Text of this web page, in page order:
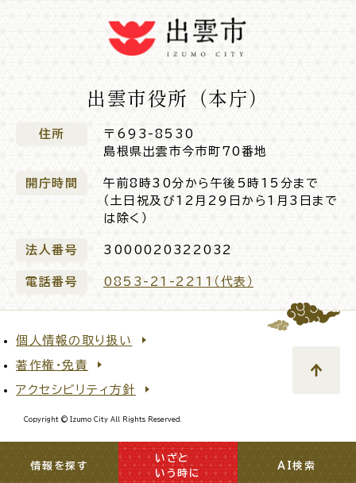
おたすけア
各種申請書・
手続きガ
出雲新話2030
出雲市総合振興計画
閉じる
情報を探す
いざと
いう時に
AI検索
出雲市役所（本庁）
住所
〒693-8530
島根県出雲市今市町70番地
開庁時間
午前8時30分から午後5時15分まで
（土日祝及び12月29日から1月3日まで
は除く）
法人番号 3000020322032
電話番号 0853-21-2211（代表）
個人情報の取り扱い
著作権・免責
アクセシビリティ方針
Copyright © Izumo City All Rights Reserved.